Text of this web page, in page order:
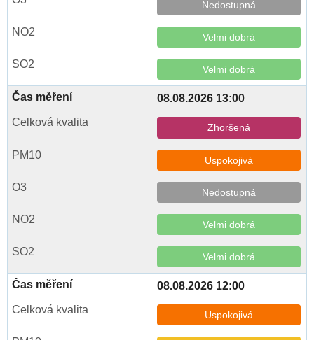
Nedostupná
Velmi dobrá
Velmi dobrá
08.08.2026 13:00
Zhoršená
Uspokojivá
Nedostupná
Velmi dobrá
Velmi dobrá
08.08.2026 12:00
Uspokojivá